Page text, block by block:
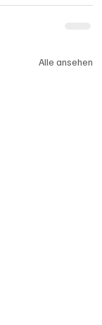
Alle ansehen